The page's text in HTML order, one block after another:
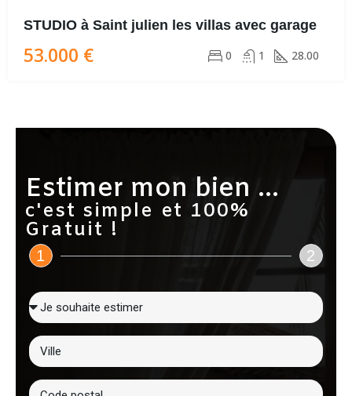
STUDIO à Saint julien les villas avec garage
53.000 € 0 1 28.00
Estimer mon bien ...
c'est simple et 100%
Gratuit !
1 2